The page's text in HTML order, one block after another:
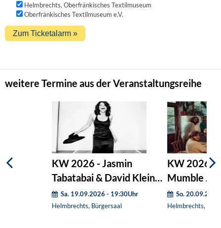
Helmbrechts, Oberfränkisches Textilmuseum
Oberfränkisches Textilmuseum e.V.
weitere Termine aus der Veranstaltungsreihe
KW 2026 - Jasmin
Tabatabai & David Klein
Quartett
Sa. 19.09.2026 - 19:30Uhr
Helmbrechts, Bürgersaal
KW 2026 -
Mumble
So.
Helmbrechts,